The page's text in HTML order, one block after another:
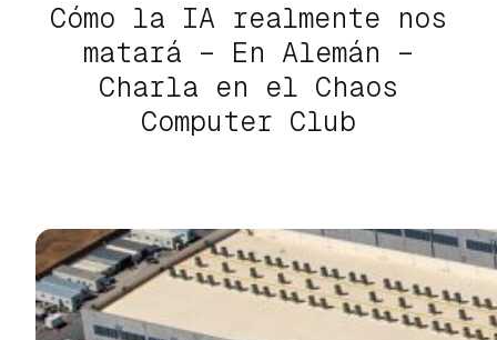
Cómo la IA realmente nos
matará – En Alemán –
Charla en el Chaos
Computer Club